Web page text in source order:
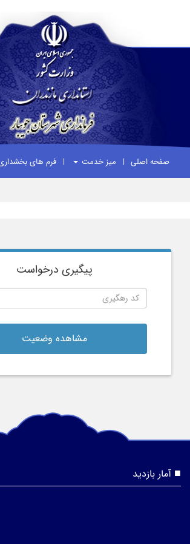
صفحه اصلی میز خدمت فرم های
پیگیری درخواست
مشاهده وضعیت
آمار بازدید